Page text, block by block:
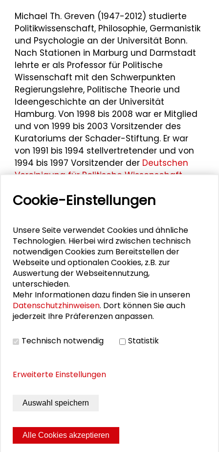
Michael Th. Greven (1947-2012) studierte
Politikwissenschaft, Philosophie, Germanistik
und Psychologie an der Universität Bonn.
Nach Stationen in Marburg und Darmstadt
lehrte er als Professor für Politische
Wissenschaft mit den Schwerpunkten
Regierungslehre, Politische Theorie und
Ideengeschichte an der Universität
Hamburg. Von 1998 bis 2008 war er Mitglied
und von 1999 bis 2003 Vorsitzender des
Kuratoriums der Schader-Stiftung. Er war
von 1991 bis 1994 stellvertretender und von
1994 bis 1997 Vorsitzender der Deutschen
Vereinigung für Politische Wissenschaft
1999 war er
Laudator auf die Schader-
dieLaudatio auf Gesine Schwananlässlich
der Verleihung des Schader-Preises.
Personen im Kontext
Gesine Schwan
Renate Mayntz
Michael Haus
Cookie-Einstellungen
Unsere Seite verwendet Cookies und ähnliche
Technologien. Hierbei wird zwischen technisch
notwendigen Cookies zum Bereitstellen der
Webseite und optionalen Cookies, z.B. zur
Auswertung der Webseitennutzung,
unterschieden.
Mehr Informationen dazu finden Sie in unseren
Datenschutzhinweisen. Dort können Sie auch
jederzeit Ihre Präferenzen anpassen.
Technisch notwendig Statistik
Erweiterte Einstellungen
Auswahl speichern
Alle Cookies akzeptieren